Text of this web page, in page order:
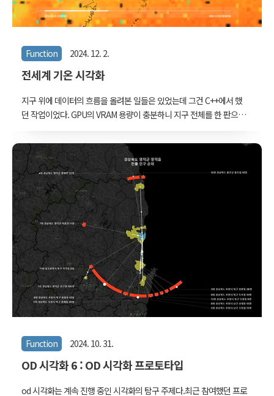
Function 2024. 12. 2.
전세계 기온 시각화
지구 위에 데이터의 흐름을 올려본 일들은 있었는데 그건 C++에서 했
던 작업이었다. GPU의 VRAM 용량이 충분하니 지구 전체를 한 판으로
점에 따라 다르게 참조해서 그리는 방식이었다. 비슷해보이는 표현이
라도 웹으로 구현하려고 하면 여러가지 제약이 따른다. 가장 첫 번째
제약은 데이터의 용량이다. 특정 시점에서화면에 그리는 데이터가 몇
MB를 넘어가버리게 되면, 아니, 1MB 정도라도 전송속도로 인해 끊김
없이 보기에는 제약이 따른다. 물론 이런 상황에 대한 해법으로는 '타일
맵'이라는 기술이 오래전에 나와 있다. 단, 이번에 한 '전 세계 기온 시
각화' 작업에서는 시간 변화에 따라 3시간 간격의 원본 데이터를 자엽
스럽게 이어서 보여주는 ..
Function 2024. 10. 31.
OD 시각화 6 : OD 시각화 프로토타입
od 시각화는 계속 진행 중인 시각화의 탐구 주제다.최근 참여했던 프로